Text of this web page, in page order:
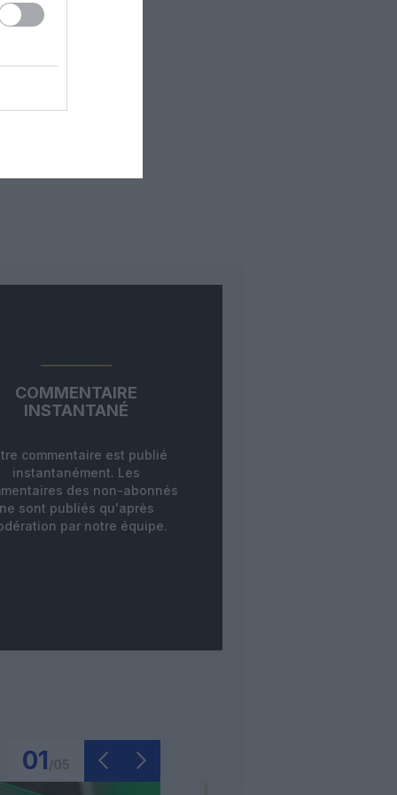
COMMENTAIRE
INSTANTANÉ
commentaire est publié
instantanément. Les
des non-abonnés
ne sont publiés qu'après
par notre équipe.
01